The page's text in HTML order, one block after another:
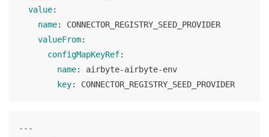
value:
name:
CONNECTOR_REGISTRY_SEED_PROVIDER
valueFrom:
configMapKeyRef:
name:
airbyte-airbyte-env
key: CONNECTOR_REGISTRY_SEED_PROVIDER
---